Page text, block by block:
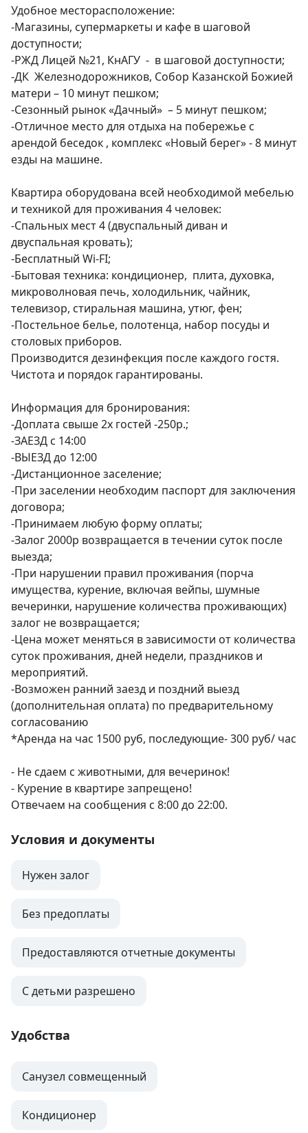
Удобное месторасположение:
-Магазины, супермаркеты и кафе в шаговой
доступности;
-РЖД Лицей №21, КнАГУ  -  в шаговой доступности;
-ДК  Железнодорожников, Собор Казанской Божией
матери – 10 минут пешком;
-Сезонный рынок «Дачный»  – 5 минут пешком;
-Отличное место для отдыха на побережье с
арендой беседок , комплекс «Новый берег» - 8 минут
езды на машине.
Квартира оборудована всей необходимой мебелью
и техникой для проживания 4 человек:
-Спальных мест 4 (двуспальный диван и
двуспальная кровать);
-Бесплатный Wi-FI;
-Бытовая техника: кондиционер,  плита, духовка,
микроволновая печь, холодильник, чайник,
телевизор, стиральная машина, утюг, фен;
-Постельное белье, полотенца, набор посуды и
столовых приборов.
Производится дезинфекция после каждого гостя.
Чистота и порядок гарантированы.
Информация для бронирования:
-Доплата свыше 2х гостей -250р.;
-ЗАЕЗД с 14:00
-ВЫЕЗД до 12:00
-Дистанционное заселение;
-При заселении необходим паспорт для заключения
договора;
-Принимаем любую форму оплаты;
-Залог 2000р возвращается в течении суток после
выезда;
-При нарушении правил проживания (порча
имущества, курение, включая вейпы, шумные
вечеринки, нарушение количества проживающих)
залог не возвращается;
-Цена может меняться в зависимости от количества
суток проживания, дней недели, праздников и
мероприятий.
-Возможен ранний заезд и поздний выезд
(дополнительная оплата) по предварительному
согласованию
*Аренда на час 1500 руб, последующие- 300 руб/ час
- Не сдаем с животными, для вечеринок!
- Курение в квартире запрещено!
Отвечаем на сообщения с 8:00 до 22:00.
Условия и документы
Нужен залог
Без предоплаты
Предоставляются отчетные документы
С детьми разрешено
Удобства
Санузел совмещенный
Кондиционер